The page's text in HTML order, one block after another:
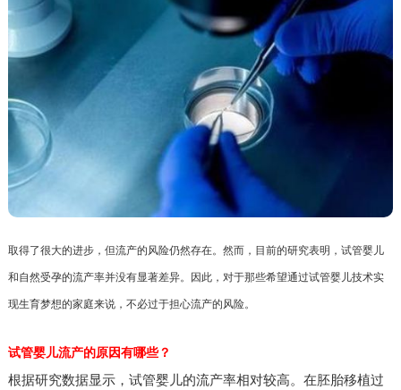
取得了很大的进步，但流产的风险仍然存在。然而，目前的研究表明，试管婴儿
和自然受孕的流产率并没有显著差异。因此，对于那些希望通过试管婴儿技术实
现生育梦想的家庭来说，不必过于担心流产的风险。
试管婴儿流产的原因有哪些？
根据研究数据显示，试管婴儿的流产率相对较高。在胚胎移植过